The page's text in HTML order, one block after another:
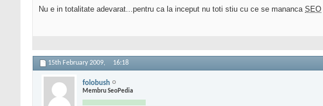
Nu e in totalitate adevarat...pentru ca la inceput nu toti stiu cu ce se mananca SEO
15th February 2009, 16:18
folobush
Membru SeoPedia